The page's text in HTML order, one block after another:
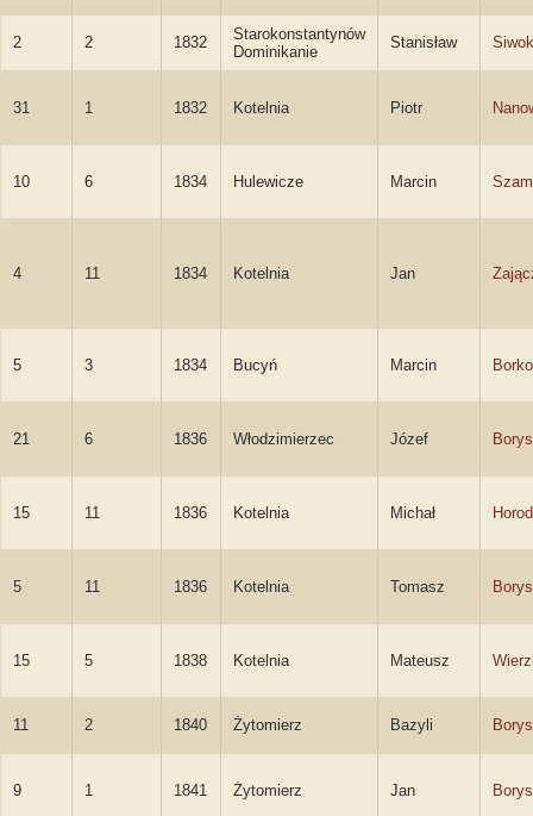
2 2 1832
Starokonstantynów
Dominikanie
Stanisław
31 1 1832 Kotelnia Piotr
10 6 1834 Hulewicze Marcin
4 11 1834 Kotelnia Jan
5 3 1834 Bucyń Marcin
21 6 1836 Włodzimierzec Józef
15 11 1836 Kotelnia Michał
5 11 1836 Kotelnia Tomasz
15 5 1838 Kotelnia Mateusz
11 2 1840 Żytomierz Bazyli
9 1 1841 Żytomierz Jan